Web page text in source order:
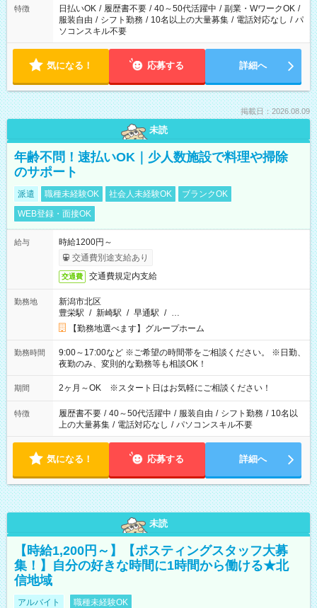
特徴 日払いOK / 履歴書不要 / 40～50代活躍中 / 副業・WワークOK /
服装自由 / シフト勤務 / 10名以上の大量募集 / 電話対応なし / パ
ソコンスキル不要
気になる！ 応募する 詳細へ
掲載日：2026.08.09
未読
年齢不問！速払いOK｜少人数施設で料理や掃除
のサポート
派遣 職種未経験OK 社会人未経験OK
ブランクOK
WEB登録・面接OK
給与
時給1200円～
交通費別途支給あり
交通費 交通費規定内支給
勤務地
新潟市北区
豊栄駅 / 新崎駅 / 早通駅 / …
【勤務地選べます】グループホーム
勤務時間
9:00～17:00など ※ご希望の時間帯をご相談ください。 ※日勤、
夜勤のみ、変則的な勤務等も相談OK！
期間 2ヶ月～OK ※スタート日はお気軽にご相談ください！
特徴 履歴書不要 / 40～50代活躍中 / 服装自由 / シフト勤務 / 10名以
上の大量募集 / 電話対応なし / パソコンスキル不要
気になる！ 応募する 詳細へ
未読
【時給1,200円～】【ポスティングスタッフ大募
集！】自分の好きな時間に1時間から働ける★北
信地域
アルバイト 職種未経験OK